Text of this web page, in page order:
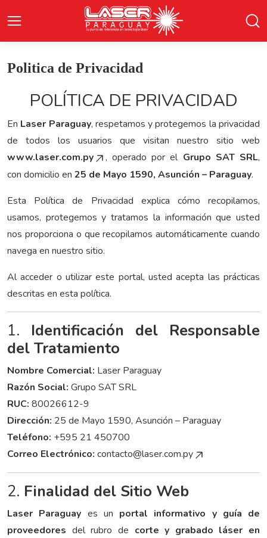
Politica de Privacidad
POLÍTICA DE PRIVACIDAD
En Laser Paraguay, respetamos y protegemos la privacidad
de todos los usuarios que visitan nuestro sitio web
www.laser.com.py
, operado por el Grupo SAT SRL,
con domicilio en 25 de Mayo 1590, Asunción – Paraguay.
Esta Política de Privacidad explica cómo recopilamos,
usamos, protegemos y tratamos la información que usted
nos proporciona o que recopilamos automáticamente cuando
navega en nuestro sitio.
Al acceder o utilizar este portal, usted acepta las prácticas
descritas en esta política.
1. Identificación del Responsable
del Tratamiento
Nombre Comercial: Laser Paraguay
Razón Social: Grupo SAT SRL
RUC: 80026612-9
Dirección: 25 de Mayo 1590, Asunción – Paraguay
Teléfono: +595 21 450700
Correo Electrónico: contacto@laser.com.py
2. Finalidad del Sitio Web
Laser Paraguay es un portal informativo y guía de
proveedores del rubro de corte y grabado láser en